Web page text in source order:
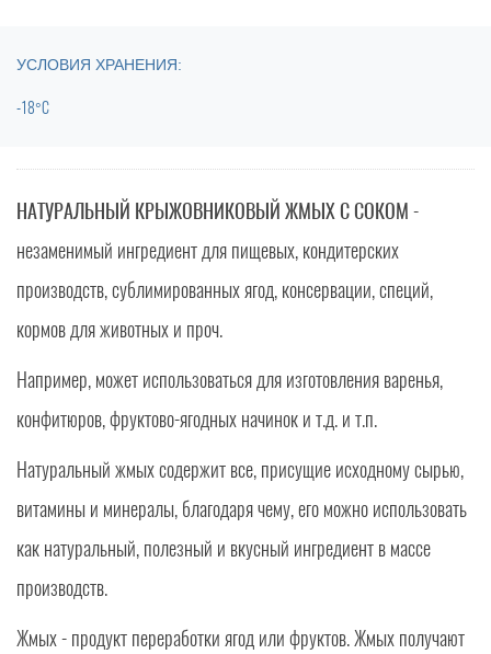
УСЛОВИЯ ХРАНЕНИЯ:
-18°C
НАТУРАЛЬНЫЙ КРЫЖОВНИКОВЫЙ ЖМЫХ С СОКОМ -
незаменимый ингредиент для пищевых, кондитерских
производств, сублимированных ягод, консервации, специй,
кормов для животных и проч.
Например, может использоваться для изготовления варенья,
конфитюров, фруктово-ягодных начинок и т.д. и т.п.
Натуральный жмых содержит все, присущие исходному сырью,
витамины и минералы, благодаря чему, его можно использовать
как натуральный, полезный и вкусный ингредиент в массе
производств.
Жмых - продукт переработки ягод или фруктов. Жмых получают